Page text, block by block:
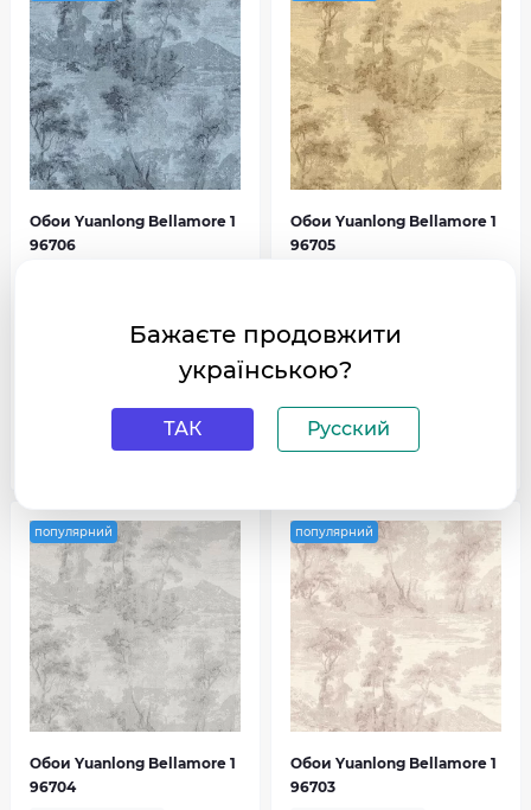
Обои Yuanlong Bellamore 1
96706
1 688 грн
В корзину
Обои Yuanlong Bellamore 1
96705
1 390 грн
В корзину
популярний
Обои Yuanlong Bellamore 1
96704
популярний
Обои Yuanlong Bellamore 1
96703
Бажаєте продовжити
українською?
ТАК Русский